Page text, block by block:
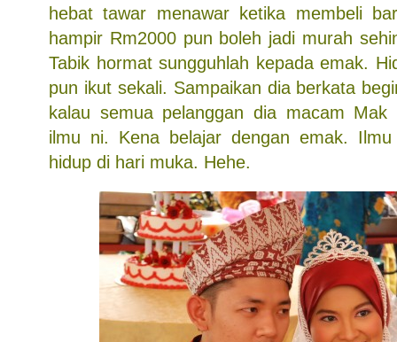
hebat tawar menawar ketika membeli
hampir Rm2000 pun boleh jadi murah
Tabik hormat sungguhlah kepada emak.
pun ikut sekali. Sampaikan dia berkata
kalau semua pelanggan dia macam Mak
ilmu ni. Kena belajar dengan emak.
hidup di hari muka. Hehe.